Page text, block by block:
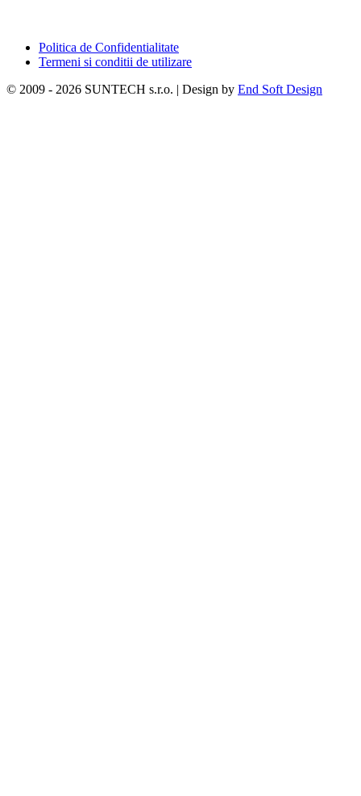
Politica de Confidentialitate
Termeni si conditii de utilizare
© 2009 - 2026 SUNTECH s.r.o. | Design by End Soft Design